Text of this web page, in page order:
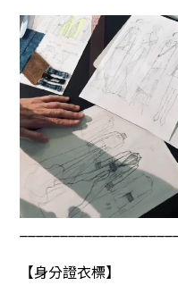
【身分證衣標】